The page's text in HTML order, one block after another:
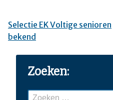
Bericht
navigatie
Selectie EK Voltige senioren
bekend
Zoeken:
Zoeken